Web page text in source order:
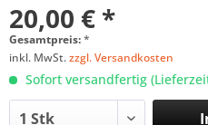
20,00 € *
Gesamtpreis:*
inkl. MwSt.zzgl. Versandkosten
Sofort versandfertig